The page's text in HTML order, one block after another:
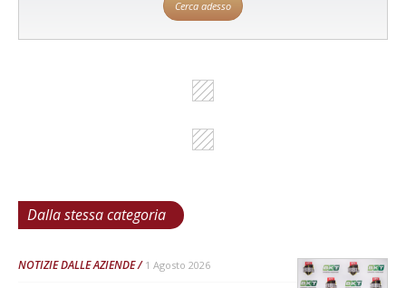
Cerca adesso
Dalla stessa categoria
NOTIZIE DALLE AZIENDE 1 Agosto 2026